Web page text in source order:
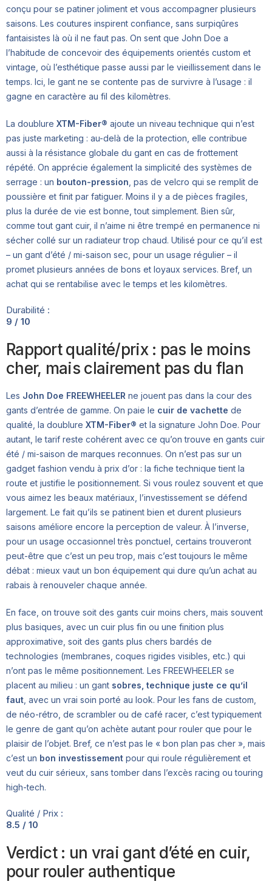
conçu pour se patiner joliment et vous accompagner plusieurs
saisons. Les coutures inspirent confiance, sans surpiqûres
fantaisistes là où il ne faut pas. On sent que John Doe a
l’habitude de concevoir des équipements orientés custom et
vintage, où l’esthétique passe aussi par le vieillissement dans le
temps. Ici, le gant ne se contente pas de survivre à l’usage : il
gagne en caractère au fil des kilomètres.
La doublure XTM-Fiber® ajoute un niveau technique qui n’est
pas juste marketing : au-delà de la protection, elle contribue
aussi à la résistance globale du gant en cas de frottement
répété. On apprécie également la simplicité des systèmes de
serrage : un bouton-pression , pas de velcro qui se remplit de
poussière et finit par fatiguer. Moins il y a de pièces fragiles,
plus la durée de vie est bonne, tout simplement. Bien sûr,
comme tout gant cuir, il n’aime ni être trempé en permanence ni
sécher collé sur un radiateur trop chaud. Utilisé pour ce qu’il est
– un gant d’été / mi-saison sec, pour un usage régulier – il
promet plusieurs années de bons et loyaux services. Bref, un
achat qui se rentabilise avec le temps et les kilomètres.
Durabilité :
9 / 10
Rapport qualité/prix : pas le moins
cher, mais clairement pas du flan
Les John Doe FREEWHEELER ne jouent pas dans la cour des
gants d’entrée de gamme. On paie le cuir de vachette de
qualité, la doublure XTM-Fiber® et la signature John Doe. Pour
autant, le tarif reste cohérent avec ce qu’on trouve en gants cuir
été / mi-saison de marques reconnues. On n’est pas sur un
gadget fashion vendu à prix d’or : la fiche technique tient la
route et justifie le positionnement. Si vous roulez souvent et que
vous aimez les beaux matériaux, l’investissement se défend
largement. Le fait qu’ils se patinent bien et durent plusieurs
saisons améliore encore la perception de valeur. À l’inverse,
pour un usage occasionnel très ponctuel, certains trouveront
peut-être que c’est un peu trop, mais c’est toujours le même
débat : mieux vaut un bon équipement qui dure qu’un achat au
rabais à renouveler chaque année.
En face, on trouve soit des gants cuir moins chers, mais souvent
plus basiques, avec un cuir plus fin ou une finition plus
approximative, soit des gants plus chers bardés de
technologies (membranes, coques rigides visibles, etc.) qui
n’ont pas le même positionnement. Les FREEWHEELER se
placent au milieu : un gant sobres, technique juste ce qu’il
faut , avec un vrai soin porté au look. Pour les fans de custom,
de néo-rétro, de scrambler ou de café racer, c’est typiquement
le genre de gant qu’on achète autant pour rouler que pour le
plaisir de l’objet. Bref, ce n’est pas le « bon plan pas cher », mais
c’est un bon investissement pour qui roule régulièrement et
veut du cuir sérieux, sans tomber dans l’excès racing ou touring
high-tech.
Qualité / Prix :
8.5 / 10
Verdict : un vrai gant d’été en cuir,
pour rouler authentique